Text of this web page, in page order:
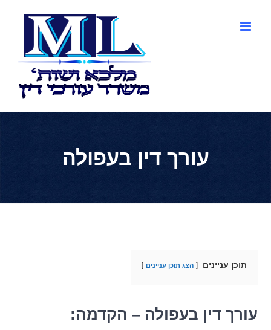
עורך דין בעפולה
תוכן עניינים הצג תוכן עניינים
עורך דין בעפולה – הקדמה: